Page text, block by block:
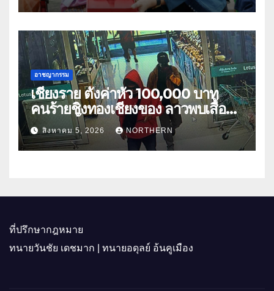
อาชญากรรม
เชียงราย ตั้งค่าหัว 100,000 บาท
คนร้ายชิงทองเชียงของ ลาวพบเสื้อผ้า
คนร้ายตั้งจุดตรวจตามเส้นทาง
สิงหาคม 5, 2026 NORTHERN
ที่ปรึกษากฎหมาย
ทนายวันชัย เดชมาก | ทนายอดุลย์ อ้นคูเมือง